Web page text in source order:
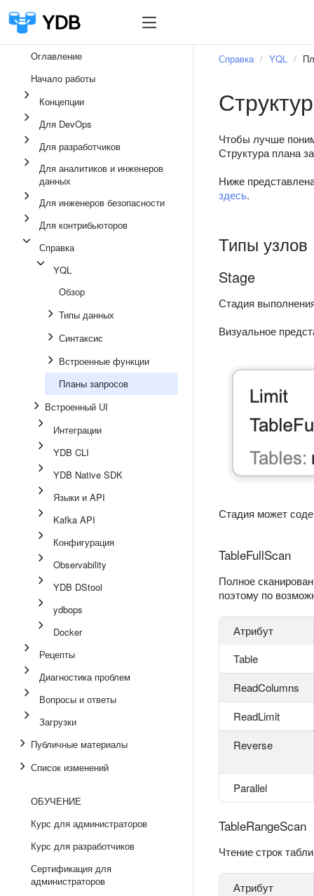
Оглавление
Начало работы
Концепции
Для DevOps
Для разработчиков
Для аналитиков и инженеров
данных
Для инженеров безопасности
Для контрибьюторов
Справка
YQL
Обзор
Типы данных
Синтаксис
Встроенные функции
Планы запросов
Встроенный UI
Интеграции
YDB CLI
YDB Native SDK
Языки и API
Kafka API
Конфигурация
Observability
YDB DStool
ydbops
Docker
Рецепты
Диагностика проблем
Вопросы и ответы
Загрузки
Публичные материалы
Список изменений
ОБУЧЕНИЕ
Курс для администраторов
Курс для разработчиков
Сертификация для
администраторов
Справка YQL
Чтобы лучше
Структура плана
Ниже
здесь.
Типы узлов
Stage
Стадия
Визуальное
Стадия может
TableFullScan
Полное
поэтому по
Атрибут
Table
ReadColumns
ReadLimit
Reverse
Parallel
TableRangeScan
Чтение строк
Атрибут